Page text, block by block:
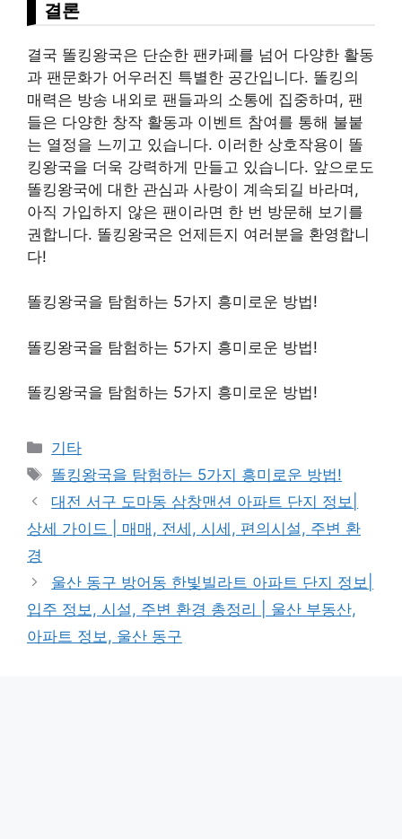
결론
결국 똘킹왕국은 단순한 팬카페를 넘어 다양한 활동
과 팬문화가 어우러진 특별한 공간입니다. 똘킹의
매력은 방송 내외로 팬들과의 소통에 집중하며, 팬
들은 다양한 창작 활동과 이벤트 참여를 통해 불붙
는 열정을 느끼고 있습니다. 이러한 상호작용이 똘
킹왕국을 더욱 강력하게 만들고 있습니다. 앞으로도
똘킹왕국에 대한 관심과 사랑이 계속되길 바라며,
아직 가입하지 않은 팬이라면 한 번 방문해 보기를
권합니다. 똘킹왕국은 언제든지 여러분을 환영합니
다!
똘킹왕국을 탐험하는 5가지 흥미로운 방법!
똘킹왕국을 탐험하는 5가지 흥미로운 방법!
똘킹왕국을 탐험하는 5가지 흥미로운 방법!
Categories
기타
Tags
똘킹왕국을 탐험하는 5가지 흥미로운 방법!
대전 서구 도마동 삼창맨션 아파트 단지 정보|
상세 가이드 | 매매, 전세, 시세, 편의시설, 주변 환
경
울산 동구 방어동 한빛빌라트 아파트 단지 정보|
입주 정보, 시설, 주변 환경 총정리 | 울산 부동산,
아파트 정보, 울산 동구